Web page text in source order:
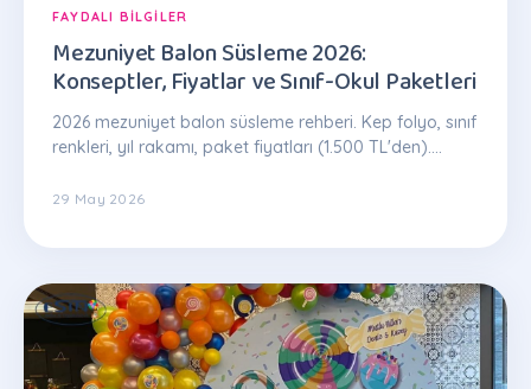
FAYDALI BILGILER
Mezuniyet Balon Süsleme 2026:
Konseptler, Fiyatlar ve Sınıf-Okul Paketleri
2026 mezuniyet balon süsleme rehberi. Kep folyo, sınıf
renkleri, yıl rakamı, paket fiyatları (1.500 TL'den).
29 May 2026